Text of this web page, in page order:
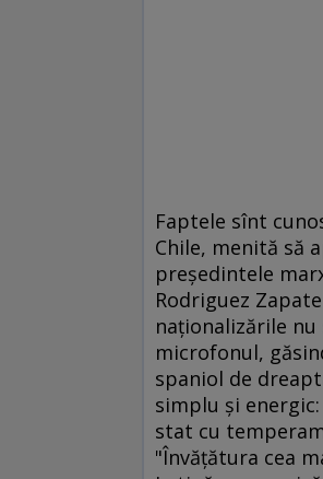
Faptele sînt
Chile, menită să
preşedintele
Rodriguez
naţionalizările nu
microfonul,
spaniol de
simplu şi
stat cu
"Învăţătura cea